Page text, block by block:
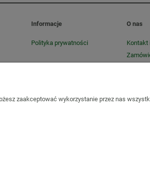
Informacje
Polityka prywatności
O nas
Kontakt
zaakceptować wykorzystanie przez nas